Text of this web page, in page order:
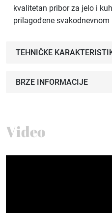
kvalitetan pribor za jelo i
prilagođene svakodnevnom
TEHNIČKE
BRZE INFORMACIJE
Video